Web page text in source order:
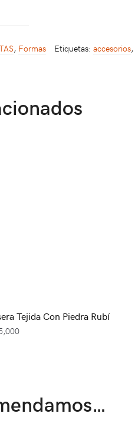
, Formas Etiquetas: accesorios,
Tejida Con Piedra Rubí